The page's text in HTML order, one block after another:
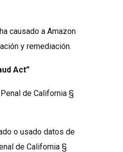
causado a Amazon
y remediación.
Act”
de California §
o usado datos de
de California §